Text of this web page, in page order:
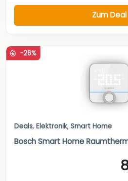
Zum Deal
-26%
Deals, Elektronik, Smart Home
Bosch Smart Home